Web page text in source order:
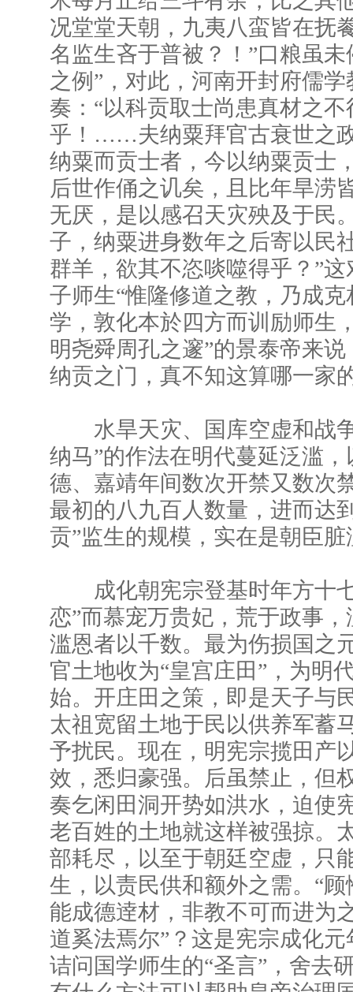
况堂堂天朝，九夷八蛮皆在抚
名监生吝于普被？！”口粮虽
之例”，对此，河南开封府儒
奏：“以科贡取士尚患真材之
乎！……夫纳粟拜官古衰世之
纳粟而贡士者，今以纳粟贡士
后世作俑之讥矣，且比年旱涝
无厌，是以感召天灾殃及于民
子，纳粟进身数年之后寄以民
群羊，欲其不恣啖噬得乎？”
子师生“惟隆修道之教，乃成
学，敦化本於四方而训励师生
明尧舜周孔之邃”的景泰帝来
纳贡之门，真不知这算哪一家
水旱天灾、国库空虚和战争
纳马”的作法在明代蔓延泛滥
德、嘉靖年间数次开禁又数次
最初的八九百人数量，进而达
贡”监生的规模，实在是朝臣
成化朝宪宗登基时年方十七
恋”而慕宠万贵妃，荒于政事
滥恩者以千数。最为伤损国之
官土地收为“皇宫庄田”，为明
始。开庄田之策，即是天子与
太祖宽留土地于民以供养军蓄
予扰民。现在，明宪宗揽田产
效，悉归豪强。后虽禁止，但
奏乞闲田洞开势如洪水，迫使
老百姓的土地就这样被强掠。
部耗尽，以至于朝廷空虚，只
生，以责民供和额外之需。“
能成德逹材，非教不可而进为
道奚法焉尔”？这是宪宗成化
诘问国学师生的“圣言”，舍去